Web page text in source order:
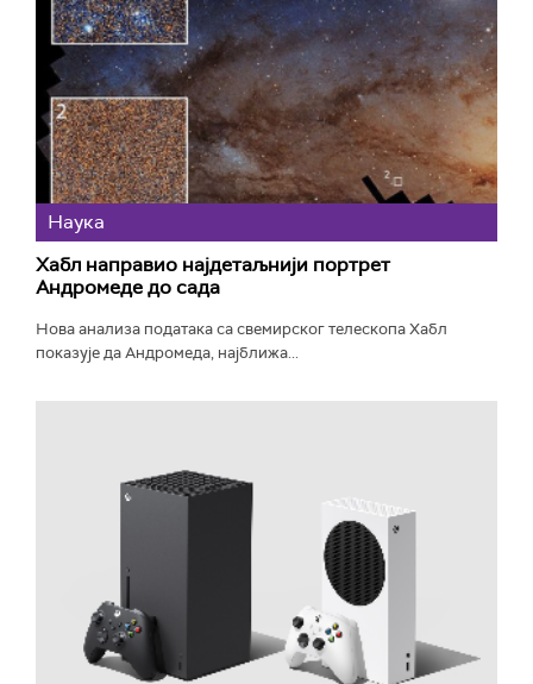
Наука
Хабл направио најдетаљнији портрет
Андромеде до сада
Нова анализа података са свемирског телескопа Хабл
показује да Андромеда, најближа...